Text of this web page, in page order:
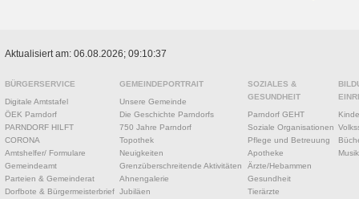
Aktualisiert am: 06.08.2026; 09:10:37
BÜRGERSERVICE
Digitale Amtstafel
ÖEK Parndorf
PARNDORF HILFT
CORONA
Amtshelfer/ Formulare
Gemeindeamt
Parteien & Gemeinderat
Dorfbote & Bürgermeisterbrief
GEMEINDEPORTRAIT
Unsere Gemeinde
Die Geschichte Parndorfs
750 Jahre Parndorf
Topothek
Neuigkeiten
Grenzüberschreitende Aktivitäten
Ahnengalerie
Jubiläen
SOZIALES &
GESUNDHEIT
Parndorf GEHT
Soziale Organisationen
Pflege und Betreuung
Apotheke
Ärzte/Hebammen
Gesundheit
Tierärzte